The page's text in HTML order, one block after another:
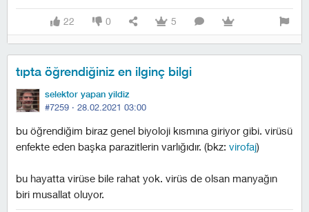
22 0 5
tıpta öğrendiğiniz en ilginç bilgi
selektor yapan yildiz
#7259 · 28.02.2021 03:00
bu öğrendiğim biraz genel biyoloji kısmına giriyor gibi. virüsü
enfekte eden başka parazitlerin varlığıdır. (bkz: virofaj)
bu hayatta virüse bile rahat yok. virüs de olsan manyağın
biri musallat oluyor.